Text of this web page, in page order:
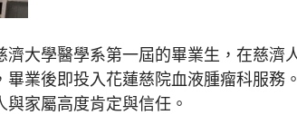
學醫學系第一屆的畢業生，在慈濟
業後即投入花蓮慈院血液腫瘤科服
家屬高度肯定與信任。